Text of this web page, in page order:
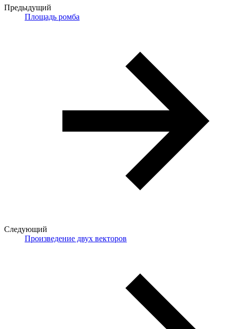
Предыдущий
Площадь ромба
Следующий
Произведение двух векторов